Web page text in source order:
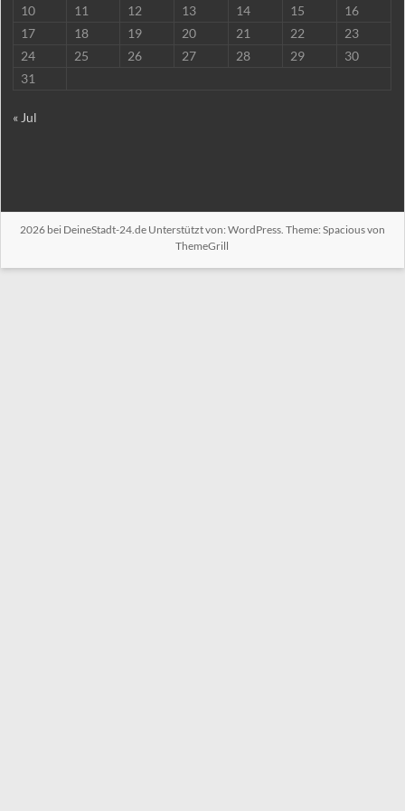
10
11 12 13 14 15
16
17
18 19 20 21 22
23
24
25 26 27 28 29
30
31
« Jul
2026 bei DeineStadt-24.deUnterstützt von: WordPress. Theme: Spacious von
ThemeGrill